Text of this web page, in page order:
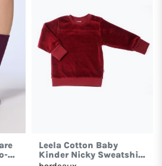
Leela Cotton Baby
Kinder Nicky Sweatshirt